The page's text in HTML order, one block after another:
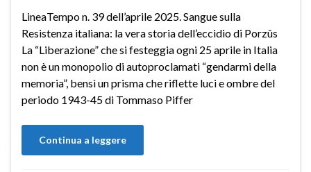
LineaTempo n. 39 dell’aprile 2025. Sangue sulla
Resistenza italiana: la vera storia dell’eccidio di Porzûs
La “Liberazione” che si festeggia ogni 25 aprile in Italia
non è un monopolio di autoproclamati “gendarmi della
memoria”, bensì un prisma che riflette luci e ombre del
periodo 1943-45 di Tommaso Piffer
Continua a leggere